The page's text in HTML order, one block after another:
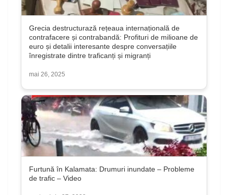
Grecia destructurază rețeaua internațională de
contrafacere și contrabandă: Profituri de milioane de
euro și detalii interesante despre conversațiile
înregistrate dintre traficanți și migranți
mai 26, 2025
Furtună în Kalamata: Drumuri inundate – Probleme
de trafic – Video